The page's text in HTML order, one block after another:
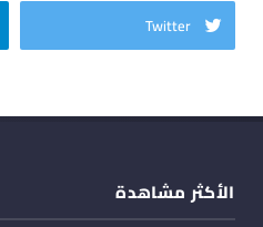
Twitter
الأكثر مشاهدة